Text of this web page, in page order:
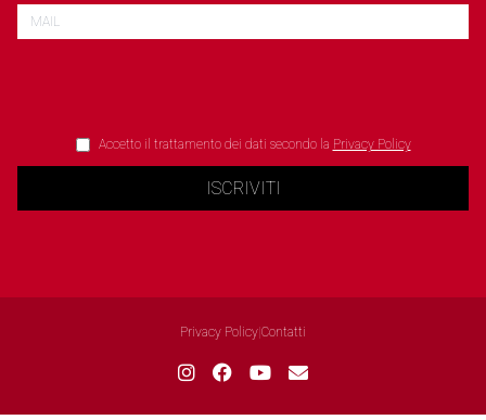
Accetto il trattamento dei dati secondo la Privacy Policy
ISCRIVITI
Privacy Policy Contatti